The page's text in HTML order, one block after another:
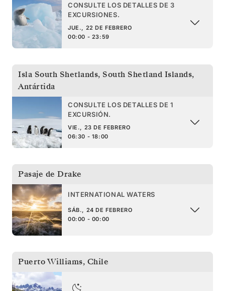
CONSULTE LOS DETALLES DE 3
EXCURSIONES.
JUE., 22 DE FEBRERO
00:00 - 23:59
Isla South Shetlands, South Shetland Islands,
Antártida
CONSULTE LOS DETALLES DE 1
EXCURSIÓN.
VIE., 23 DE FEBRERO
06:30 - 18:00
Pasaje de Drake
INTERNATIONAL WATERS
SÁB., 24 DE FEBRERO
00:00 - 00:00
Puerto Williams, Chile